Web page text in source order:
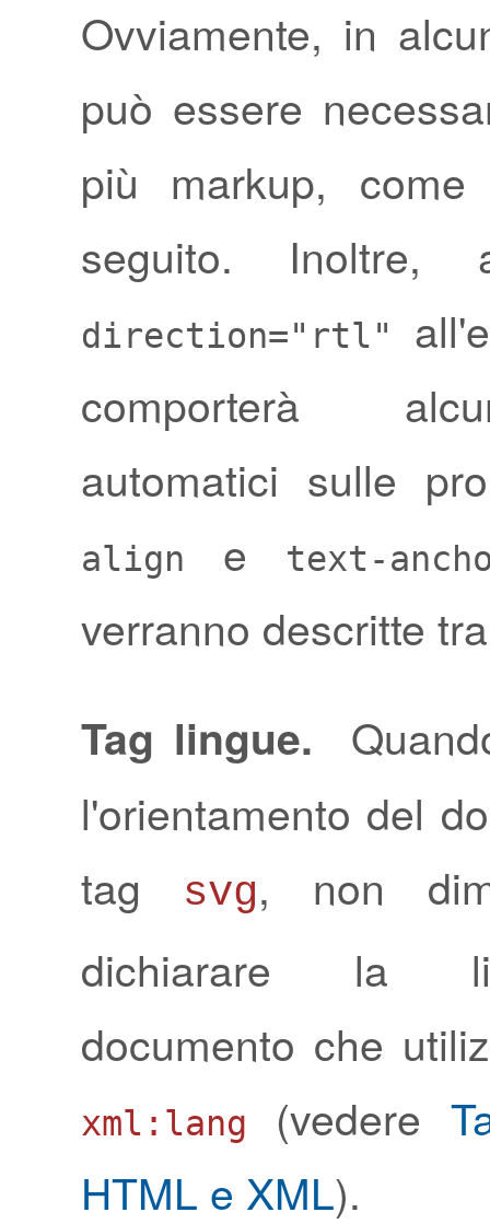
Ovviamente, in
può essere
più markup,
seguito. Inoltre,
direction="rtl"
comporterà
automatici sulle
align e text-
verranno descritte
Tag lingue.
l'orientamento del
tag
svg, non
dichiarare la
documento che
xml:lang (vedere
HTML e XML).